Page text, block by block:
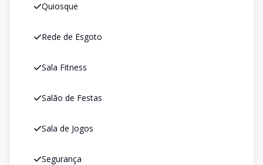
Quiosque
Rede de Esgoto
Sala Fitness
Salão de Festas
Sala de Jogos
Segurança